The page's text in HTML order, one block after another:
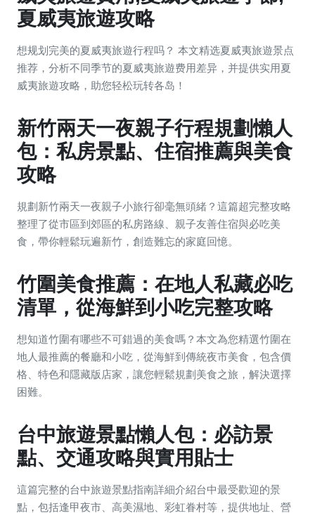
夏威夷旅遊攻略
想规划完美的夏威夷旅遊行程吗？ 本文精选夏威夷旅遊景点
推荐，分析不同季节的夏威夷旅遊费用差异，并提供实用夏
威夷旅遊攻略，助您轻松玩转各岛！
新竹兩天一夜親子行程規劃懶人
包：私房景點、住宿推薦與美食
攻略
規劃新竹兩天一夜親子小旅行卻毫無頭緒？這篇超完整攻略
整理了從市區到郊區的私房路線、親子友善住宿與必吃美
食，帶你輕鬆玩遍新竹，創造難忘的家庭回憶。
竹圍美食推薦：在地人私藏必吃
清單，從海鮮到小吃完整攻略
想知道竹圍有哪些不可錯過的美食嗎？本文為您精選竹圍在
地人最推薦的餐廳和小吃，從海鮮到傳統夜市美食，包含價
格、特色和隱藏版店家，讓您輕鬆規劃美食之旅，解決選擇
困難。
台中旅遊景點懶人包：必訪景
點、交通攻略與實用貼士
這篇完整的台中旅遊景點指南詳細介紹台中最受歡迎的景
點，包括逢甲夜市、高美濕地、彩虹眷村等，提供地址、營